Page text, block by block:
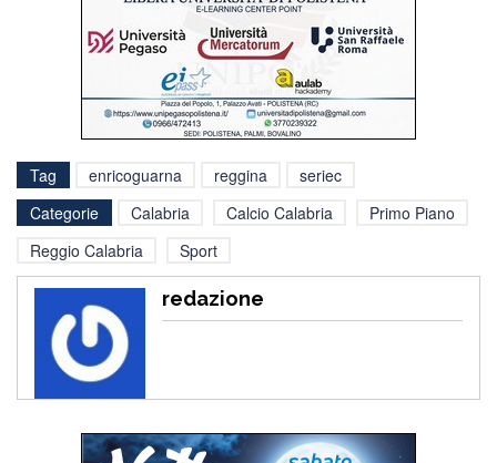
Tag enricoguarna reggina
seriec
Categorie
Calabria Calcio Calabria
Primo Piano
Reggio Calabria
Sport
redazione